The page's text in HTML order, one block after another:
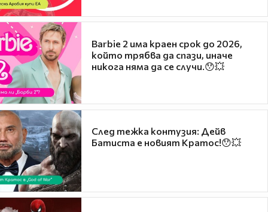
Barbie 2 има краен срок до 2026,
който трябва да спази, иначе
никога няма да се случи.😯💥
След тежка контузия: Дейв
Батиста е новият Кратос!😯💥